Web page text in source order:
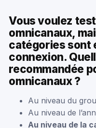
Vous voulez
omnicanaux,
catégories sont
connexion.
recommandée
omnicanaux ?
Au niveau du
Au niveau de
Au niveau de la